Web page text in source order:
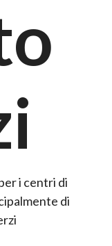
i centri di
di